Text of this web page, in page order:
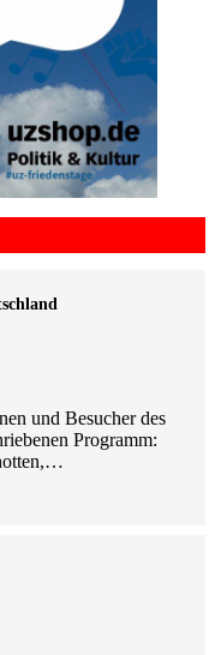
und Besucher des
Programm: